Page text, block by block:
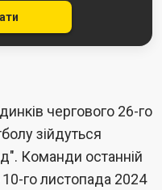
чергового 26-го
зійдуться
Команди останній
го листопада 2024